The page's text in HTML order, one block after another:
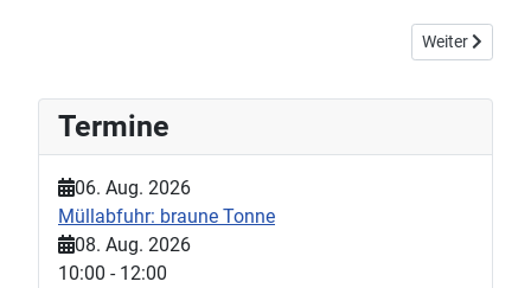
Nächster
Weiter
Termine
06. Aug. 2026
Müllabfuhr: braune Tonne
08. Aug. 2026
10:00 - 12:00